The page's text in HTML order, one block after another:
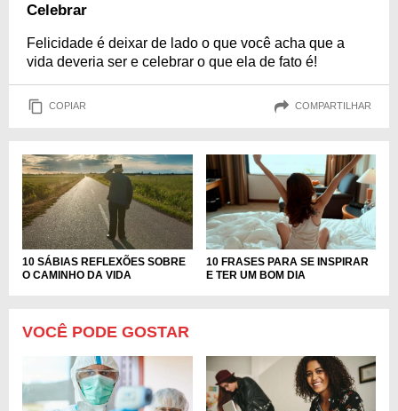
Celebrar
Felicidade é deixar de lado o que você acha que a
vida deveria ser e celebrar o que ela de fato é!
COPIAR COMPARTILHAR
10 SÁBIAS REFLEXÕES SOBRE
O CAMINHO DA VIDA
10 FRASES PARA SE INSPIRAR
E TER UM BOM DIA
VOCÊ PODE GOSTAR